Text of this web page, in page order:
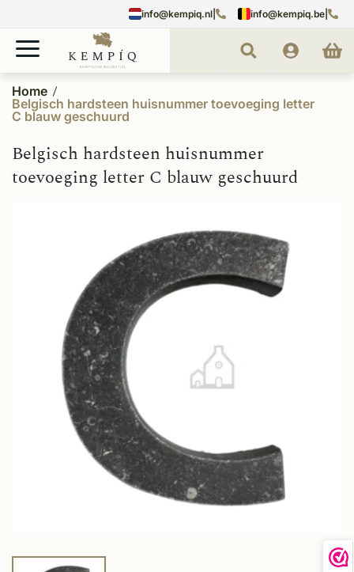
info@kempiq.nl info@kempiq.be
Home
Belgisch hardsteen huisnummer toevoeging letter
C blauw geschuurd
Belgisch hardsteen huisnummer
toevoeging letter C blauw geschuurd